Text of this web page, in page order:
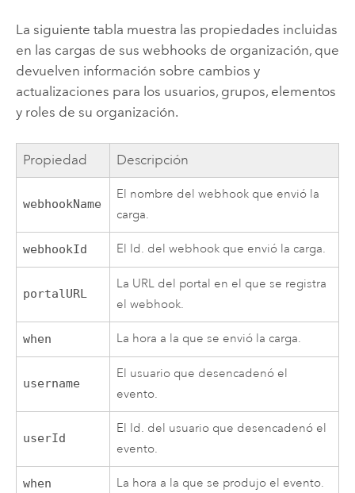
La siguiente tabla muestra las propiedades incluidas
en las cargas de sus webhooks de organización, que
devuelven información sobre cambios y
actualizaciones para los usuarios, grupos, elementos
y roles de su organización.
Propiedad Descripción
webhookName
El nombre del webhook que envió la
carga.
webhookId El Id. del webhook que envió la carga.
portalURL
La URL del portal en el que se registra
el webhook.
when La hora a la que se envió la carga.
username
El usuario que desencadenó el
evento.
userId
El Id. del usuario que desencadenó el
evento.
when La hora a la que se produjo el evento.